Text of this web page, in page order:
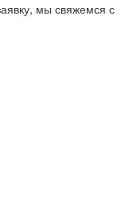
мы свяжемся с